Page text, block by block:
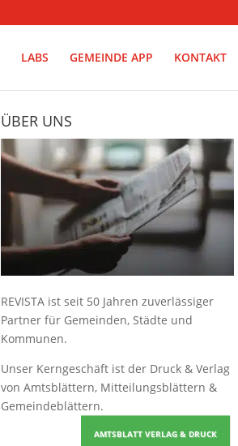
LABS GEMEINDE APP KONTAKT
ÜBER UNS
REVISTA ist seit 50 Jahren zuverlässiger
Partner für Gemeinden, Städte und
Kommunen.
Unser Kerngeschäft ist der Druck & Verlag
von Amtsblättern, Mitteilungsblättern &
Gemeindeblättern.
AMTSBLATT VERLAG & DRUCK